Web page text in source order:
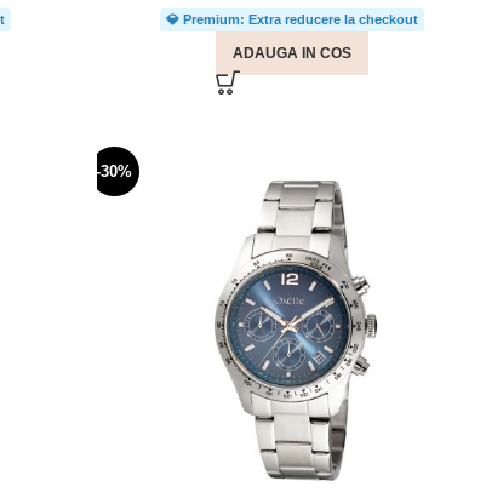
💎 Premium: Extra reducere la checkout
ADAUGA IN COS
-30%